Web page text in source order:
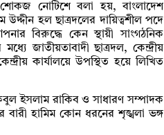
নোটিশে বলা হয়, বাংলাদেশ
উদ্দীন হল ছাত্রদলের দায়িত্বশীল পদে
বিরুদ্ধে কেন স্থায়ী সাংগঠনিক
জাতীয়তাবাদী ছাত্রদল, কেন্দ্রীয়
কার্যালয়ে উপস্থিত হয়ে লিখিত
ইসলাম রাকিব ও সাধারণ সম্পাদক
বারী হামিম কোন ধরনের শৃঙ্খলা ভঙ্গ